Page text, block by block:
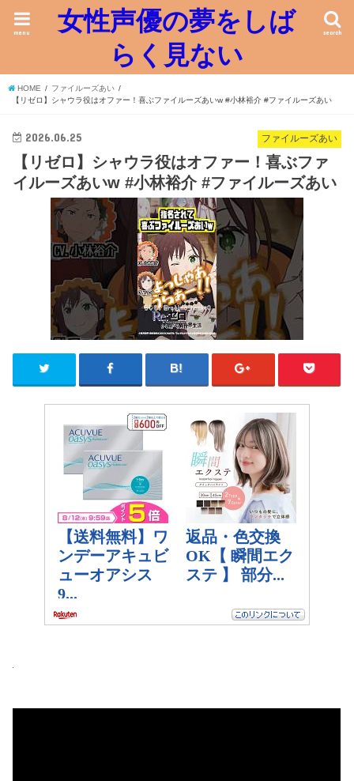
女性声優の夢をしば
らく見ない
search
menu
HOME
ファイルーズあい
【リゼロ】シャウラ役はオファー！喜ぶファイルーズあいw #小林裕介 #ファイルーズあい
ファイルーズあい
2026.06.25
【リゼロ】シャウラ役はオファー！喜ぶファ
イルーズあいw #小林裕介 #ファイルーズあい